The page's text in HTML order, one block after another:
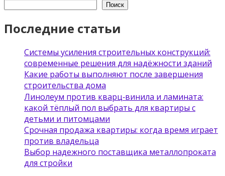
Поиск
Последние статьи
Системы усиления строительных конструкций:
современные решения для надёжности зданий
Какие работы выполняют после завершения
строительства дома
Линолеум против кварц‑винила и ламината:
какой тёплый пол выбрать для квартиры с
детьми и питомцами
Срочная продажа квартиры: когда время играет
против владельца
Выбор надежного поставщика металлопроката
для стройки